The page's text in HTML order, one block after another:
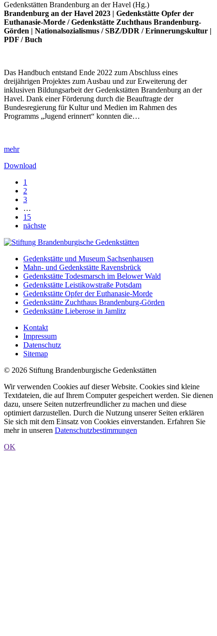
Gedenkstätten Brandenburg an der Havel (Hg.)
Brandenburg an der Havel 2023 | Gedenkstätte Opfer der
Euthanasie-Morde /Gedenkstätte Zuchthaus Brandenburg-
Görden | Nationalsozialismus /SBZ/DDR /Erinnerungskultur |
PDF /Buch
Das Handbuch entstand Ende 2022 zum Abschluss eines
dreijährigen Projektes zum Ausbau und zur Erweiterung der
inklusiven Bildungsarbeit der Gedenkstätten Brandenburg an der
Havel. Dank einer Förderung durch die Beauftragte der
Bundesregierung für Kultur und Medien im Rahmen des
Programms „Jugend erinnert“ konnten die…
mehr
Download
1
2
3
…
15
nächste
Gedenkstätte und Museum Sachsenhausen
Mahn- und Gedenkstätte Ravensbrück
Gedenkstätte Todesmarsch im Belower Wald
Gedenkstätte Leistikowstraße Potsdam
Gedenkstätte Opfer der Euthanasie-Morde
Gedenkstätte Zuchthaus Brandenburg-Görden
Gedenkstätte Lieberose in Jamlitz
Kontakt
Impressum
Datenschutz
Sitemap
© 2026 Stiftung Brandenburgische Gedenkstätten
Wir verwenden Cookies auf dieser Website. Cookies sind kleine
Textdateien, die auf Ihrem Computer gespeichert werden. Sie dienen
dazu, unsere Seiten nutzerfreundlicher zu machen und diese
optimiert darzustellen. Durch die Nutzung unserer Seiten erklären
Sie sich mit dem Einsatz von Cookies einverstanden. Erfahren Sie
mehr in unseren Datenschutzbestimmungen
OK